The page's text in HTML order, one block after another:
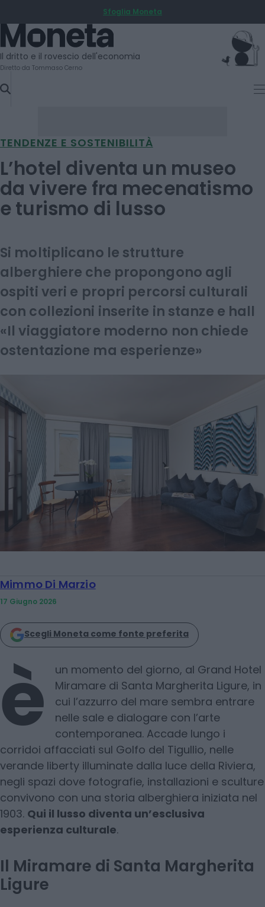
TO
CONTENT
Sfoglia Moneta
Moneta
Il dritto e il rovescio dell'economia
Diretto da Tommaso Cerno
TENDENZE E SOSTENIBILITÀ
L’hotel diventa un museo
da vivere fra mecenatismo
e turismo di lusso
Si moltiplicano le strutture
alberghiere che propongono agli
ospiti veri e propri percorsi culturali
con collezioni inserite in stanze e hall
«Il viaggiatore moderno non chiede
ostentazione ma esperienze»
Mimmo Di Marzio
17 Giugno 2026
Scegli Moneta come fonte preferita
è
un momento del giorno, al Grand Hotel
Miramare di Santa Margherita Ligure, in
cui l’azzurro del mare sembra entrare
nelle sale e dialogare con l’arte
contemporanea. Accade lungo i
corridoi affacciati sul Golfo del Tigullio, nelle
verande liberty illuminate dalla luce della Riviera,
negli spazi dove fotografie, installazioni e sculture
convivono con una storia alberghiera iniziata nel
1903. Qui il lusso diventa un’esclusiva
esperienza culturale.
Il Miramare di Santa Margherita
Ligure